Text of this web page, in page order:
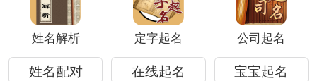
姓名解析 定字起名 公司起名
姓名配对 在线起名
宝宝起名